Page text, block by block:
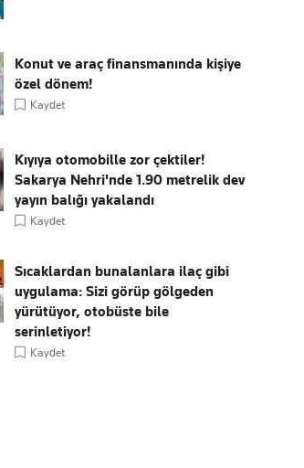
Konut ve araç finansmanında kişiye
özel dönem!
Kaydet
Kıyıya otomobille zor çektiler!
Sakarya Nehri'nde 1.90 metrelik dev
yayın balığı yakalandı
Kaydet
Sıcaklardan bunalanlara ilaç gibi
uygulama: Sizi görüp gölgeden
yürütüyor, otobüste bile
serinletiyor!
Kaydet